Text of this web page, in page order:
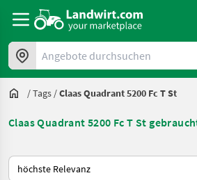
Angebote durchsuchen
/Tags /Claas Quadrant 5200 Fc T St
Claas Quadrant 5200 Fc T St
So wird auf Landwirt.com sortiert